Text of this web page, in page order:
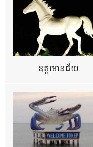
ឧត្ដរមានជ័យ